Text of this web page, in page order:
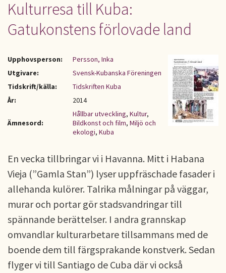
Kulturresa till Kuba:
Gatukonstens förlovade land
Upphovsperson:
Persson, Inka
Utgivare:
Svensk-Kubanska Föreningen
Tidskrift/källa:
Tidskriften Kuba
År:
2014
Ämnesord:
Hållbar utveckling, Kultur,
Bildkonst och film, Miljö och
ekologi, Kuba
En vecka tillbringar vi i Havanna. Mitt i Habana
Vieja (”Gamla Stan”) lyser uppfräschade fasader i
allehanda kulörer. Talrika målningar på väggar,
murar och portar gör stadsvandringar till
spännande berättelser. I andra grannskap
omvandlar kulturarbetare tillsammans med de
boende dem till färgsprakande konstverk. Sedan
flyger vi till Santiago de Cuba där vi också